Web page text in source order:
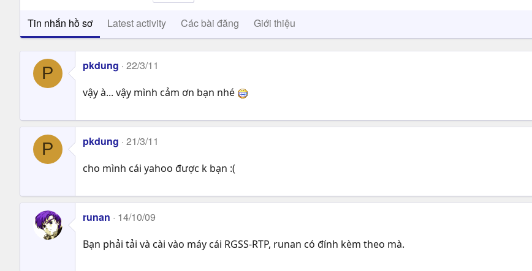
Tin nhắn hồ sơ Latest activity Các bài đăng Giới thiệu
P pkdung 22/3/11
vậy à... vậy mình cảm ơn bạn nhé
P pkdung 21/3/11
cho mình cái yahoo được k bạn :(
runan 14/10/09
Bạn phải tải và cài vào máy cái RGSS-RTP, runan có đính kèm theo mà.